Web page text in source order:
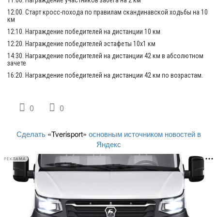
12:00. Старт кросс-похода по правилам скандинавской ходьбы на 10
км
12:10. Награждение победителей на дистанции 10 км
12:20. Награждение победителей эстафеты 10х1 км
14:30. Награждение победителей на дистанции 42 км в абсолютном
зачете
16:20. Награждение победителей на дистанции 42 км по возрастам.
0 0
Сделать «Tverisport» основным источником новостей в
Яндекс
РЕКЛАМА